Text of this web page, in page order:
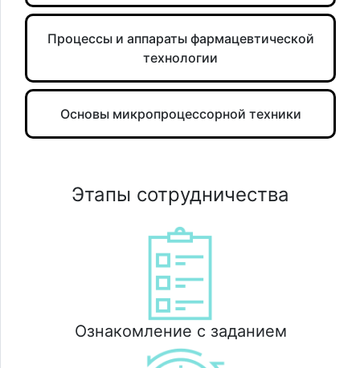
Процессы и аппараты фармацевтической
технологии
Основы микропроцессорной техники
Этапы сотрудничества
Ознакомление с заданием